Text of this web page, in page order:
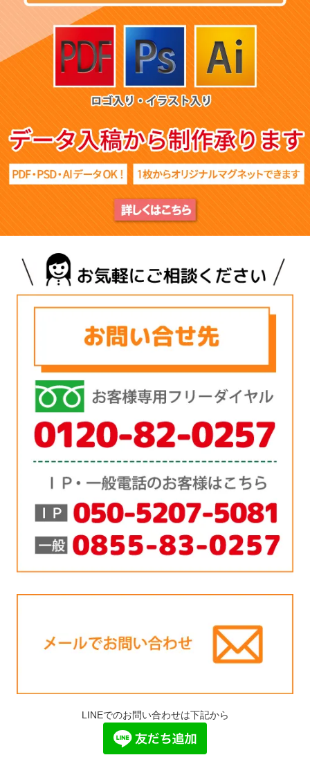
LINEでのお問い合わせは下記から